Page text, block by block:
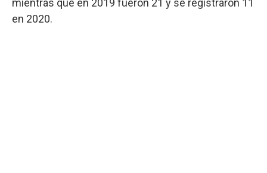
mientras que en 2019 fueron 21 y se registraron 11
en 2020.